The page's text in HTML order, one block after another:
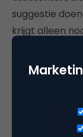
suggestie
krijgt alleen
heeft geleid
kunstmatige
Een UDMP
waardoor jij